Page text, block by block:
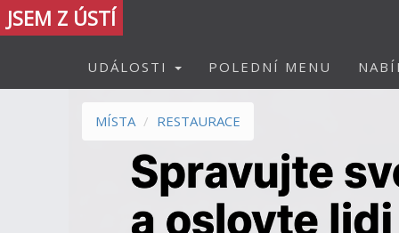
JSEM Z ÚSTÍ
UDÁLOSTI POLEDNÍ MENU
MÍSTA RESTAURACE